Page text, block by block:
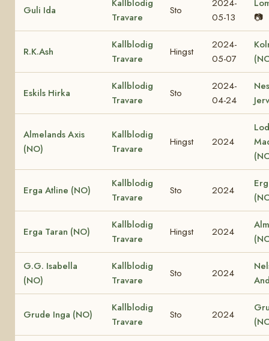
Guli Ida
Kallblodig
Travare
Sto
2024-
05-13
📷
R.K.Ash
Kallblodig
Travare
Hingst
2024-
05-07
Eskils Hirka
Kallblodig
Travare
Sto
2024-
04-24
Almelands Axis
(NO)
Kallblodig
Travare
Hingst 2024
Erga Atline (NO)
Kallblodig
Travare
Sto 2024
Erga Taran (NO)
Kallblodig
Travare
Hingst 2024
G.G. Isabella
(NO)
Kallblodig
Travare
Sto 2024
Grude Inga (NO)
Kallblodig
Travare
Sto 2024